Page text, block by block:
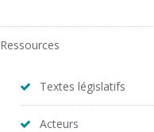
Ressources
Textes législatifs
Acteurs